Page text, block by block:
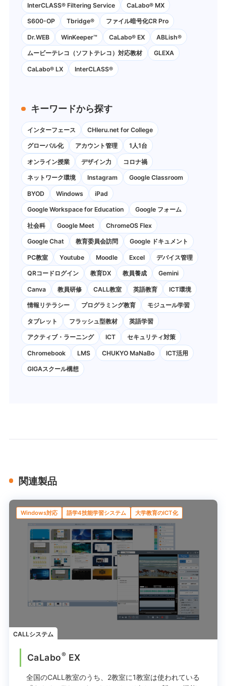
InterCLASS®︎ Filtering Service CaLabo® MX
S600-OP Tbridge® ファイル暗号化CR Pro
Dr.WEB WinKeeper™ CaLabo® EX ABLish®
ムービーテレコ（ソフトテレコ）対応教材 GLEXA
CaLabo® LX InterCLASS®
キーワードから探す
インターフェース CHIeru.net for College
グローバル化 アカウント管理 1人1台
オンライン授業 デザイン力 コロナ禍
ネットワーク環境 Instagram Google Classroom
BYOD Windows iPad
Google Workspace for Education Google フォーム
社会科 Google Meet ChromeOS Flex
Google Chat 教育委員会訪問 Google ドキュメント
PC教室 Youtube Moodle Excel デバイス管理
QRコードログイン 教育DX 教員養成 Gemini
Canva 教員研修 CALL教室 英語教育 ICT環境
情報リテラシー プログラミング教育 モジュール学習
タブレット フラッシュ型教材 英語学習
アクティブ・ラーニング ICT セキュリティ対策
Chromebook LMS CHUKYO MaNaBo ICT活用
GIGAスクール構想
関連製品
Windows対応 語学4技能学習システム 大学教育のICT化
CALLシステム
CaLabo® EX
全国のCALL教室のうち、2教室に1教室は使われている